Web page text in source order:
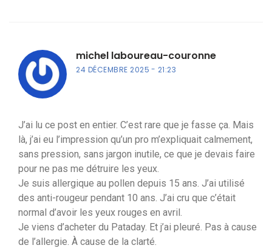
michel laboureau-couronne
24 DÉCEMBRE 2025 21:23
J’ai lu ce post en entier. C’est rare que je fasse ça. Mais
là, j’ai eu l’impression qu’un pro m’expliquait calmement,
sans pression, sans jargon inutile, ce que je devais faire
pour ne pas me détruire les yeux.
Je suis allergique au pollen depuis 15 ans. J’ai utilisé
des anti-rougeur pendant 10 ans. J’ai cru que c’était
normal d’avoir les yeux rouges en avril.
Je viens d’acheter du Pataday. Et j’ai pleuré. Pas à cause
de l’allergie. À cause de la clarté.